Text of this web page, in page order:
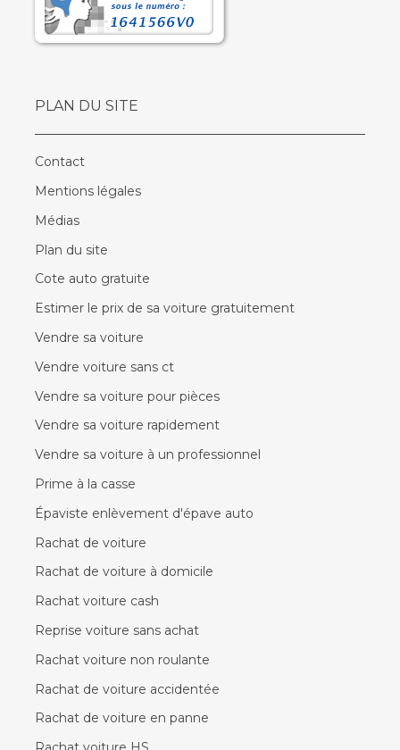
PLAN DU SITE
Contact
Mentions légales
Médias
Plan du site
Cote auto gratuite
Estimer le prix de sa voiture gratuitement
Vendre sa voiture
Vendre voiture sans ct
Vendre sa voiture pour pièces
Vendre sa voiture rapidement
Vendre sa voiture à un professionnel
Prime à la casse
Épaviste enlèvement d'épave auto
Rachat de voiture
Rachat de voiture à domicile
Rachat voiture cash
Reprise voiture sans achat
Rachat voiture non roulante
Rachat de voiture accidentée
Rachat de voiture en panne